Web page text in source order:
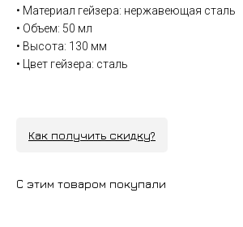
• Материал гейзера: нержавеющая сталь
• Объем: 50 мл
• Высота: 130 мм
• Цвет гейзера: сталь
Как получить скидку?
С этим товаром покупали